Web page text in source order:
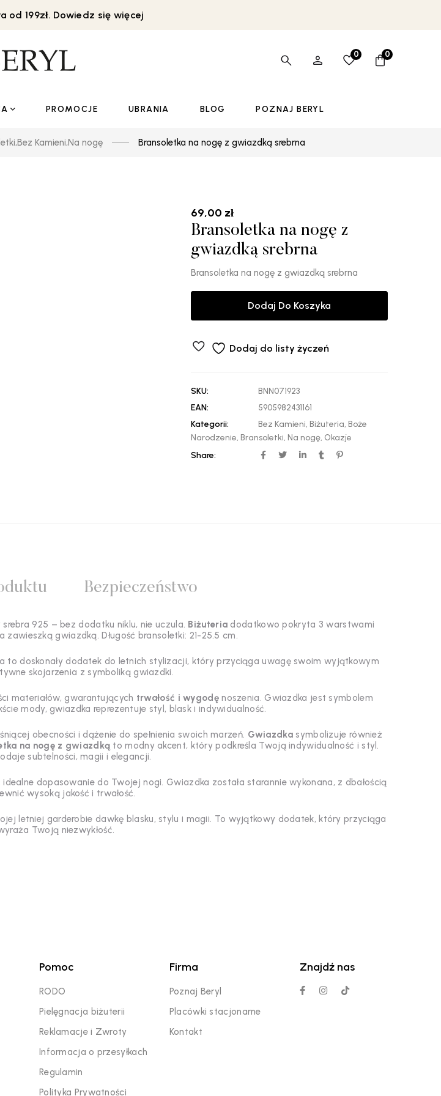
od 199zł. Dowiedz się więcej
0 0
PROMOCJE UBRANIA BLOG POZNAJ BERYL
,Bez Kamieni,Na nogę Bransoletka na nogę z gwiazdką srebrna
69,00 zł
Bransoletka na nogę z
gwiazdką srebrna
Bransoletka na nogę z gwiazdką srebrna
Dodaj Do Koszyka
Dodaj do listy życzeń
SKU:
BNN071923
EAN:
5905982431161
Kategorii:
Bez Kamieni, Biżuteria, Boże
Narodzenie, Bransoletki, Na nogę, Okazje
Share:
Bezpieczeństwo
925 – bez dodatku niklu, nie uczula. Biżuteria dodatkowo pokryta 3 warstwami
gwiazdką. Długość bransoletki: 21-25.5 cm.
to doskonały dodatek do letnich stylizacji, który przyciąga uwagę swoim wyjątkowym
skojarzenia z symboliką gwiazdki.
materiałów, gwarantujących trwałość i wygodęnoszenia. Gwiazdka jest symbolem
mody, gwiazdka reprezentuje styl, blask i indywidualność.
obecności i dążenie do spełnienia swoich marzeń. Gwiazdka symbolizuje również
na nogę z gwiazdką to modny akcent, który podkreśla Twoją indywidualność i styl.
subtelności, magii i elegancji.
dopasowanie do Twojej nogi. Gwiazdka została starannie wykonana, z dbałością
wysoką jakość i trwałość.
letniej garderobie dawkę blasku, stylu i magii. To wyjątkowy dodatek, który przyciąga
Twoją niezwykłość.
Pomoc
RODO
Pielęgnacja biżuterii
Reklamacje i Zwroty
Informacja o przesyłkach
Regulamin
Polityka Prywatności
Firma
Poznaj Beryl
Placówki stacjonarne
Kontakt
Znajdź nas